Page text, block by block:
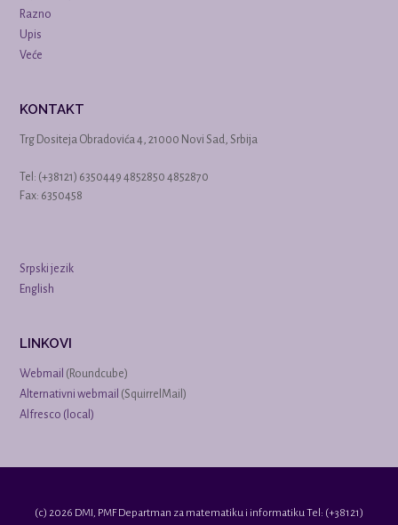
Razno
Upis
Veće
KONTAKT
Trg Dositeja Obradovića 4, 21000 Novi Sad, Srbija
Tel: (+38121) 6350449 4852850 4852870
Fax: 6350458
Srpski jezik
English
LINKOVI
Webmail (Roundcube)
Alternativni webmail (SquirrelMail)
Alfresco (local)
(c) 2026 DMI, PMF Departman za matematiku i informatiku Tel: (+38121)